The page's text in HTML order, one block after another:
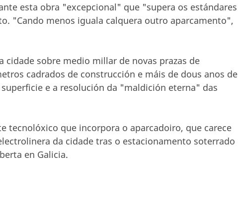
esta obra "excepcional" que "supera os estándares
"Cando menos iguala calquera outro aparcamento",
sobre medio millar de novas prazas de
cadrados de construcción e máis de dous anos de
e a resolución da "maldición eterna" das
tecnolóxico que incorpora o aparcadoiro, que carece
da cidade tras o estacionamento soterrado
en Galicia.